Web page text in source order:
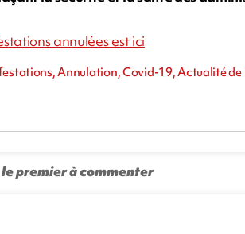
annulées est ici
Annulation, Covid-19, Actualité de